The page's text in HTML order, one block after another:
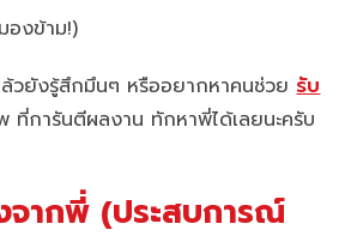
งข้าม!)
วยังรู้สึกมึนๆ หรืออยากหาคนช่วยรับ
ที่การันตีผลงาน ทักหาพี่ได้เลยนะครับ
ากพี่ (ประสบการณ์